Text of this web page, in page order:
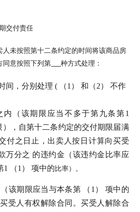
交付责任
人未按照第十二条约定的时间将该商品房
同意按照下列第
种方式处理：
间，分别处理 ( （1） 和（2） 不作
该期限应当不多于第九条第1
），自第十二条约定的交付期限届满
付之日止，出卖人按日计算向买受
万分之 的违约金（该违约金比率应
1 （1） 项中的 比率）。
期限应当与本条第 （1） 项中的
受人有权解除合同。买受人解除合